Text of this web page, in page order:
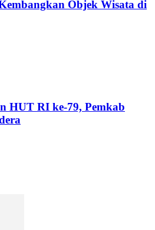
Objek Wisata di
HUT RI ke-79, Pemkab